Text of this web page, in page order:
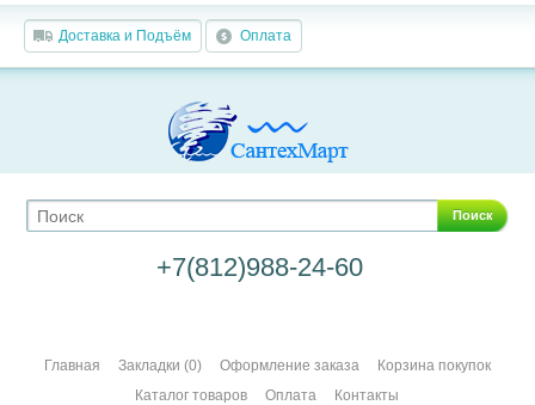
Доставка и Подъём Оплата
Поиск
+7(812)988-24-60
Главная Закладки (0) Оформление заказа
Корзина покупок
Каталог товаров
Оплата Контакты